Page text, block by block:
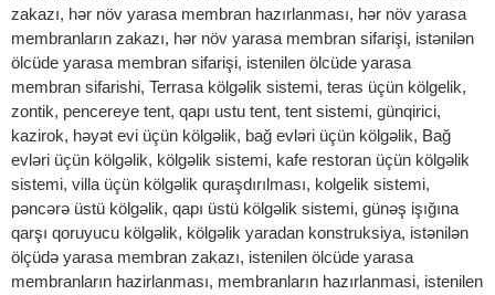
zakazı, hər növ yarasa membran hazırlanması, hər növ yarasa
membranların zakazı, hər növ yarasa membran sifarişi, istənilən
ölcüde yarasa membran sifarişi, istenilen ölcüde yarasa
membran sifarishi, Terrasa kölgəlik sistemi, teras üçün kölgelik,
zontik, pencereye tent, qapı ustu tent, tent sistemi, günqirici,
kazirok, həyət evi üçün kölgəlik, bağ evləri üçün kölgəlik, Bağ
evləri üçün kölgəlik, kölgəlik sistemi, kafe restoran üçün kölgəlik
sistemi, villa üçün kölgəlik quraşdırılması, kolgelik sistemi,
pəncərə üstü kölgəlik, qapı üstü kölgəlik sistemi, günəş işığına
qarşı qoruyucu kölgəlik, kölgəlik yaradan konstruksiya, istənilən
ölçüdə yarasa membran zakazı, istenilen ölcüde yarasa
membranların hazirlanması, membranların hazırlanmasi, istenilen